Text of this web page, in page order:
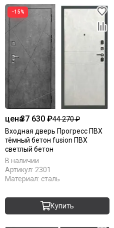
−15%
цена37 630 ₽44 270 ₽
Входная дверь Прогресс ПВХ
тёмный бетон fusion ПВХ
светлый бетон
В наличии
Артикул: 2301
Материал: сталь
Купить